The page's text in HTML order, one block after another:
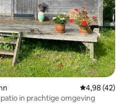
Gemiddelde
4,98 (42)
in prachtige omgeving